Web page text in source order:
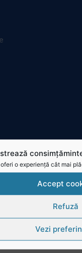
o experiență cât mai
Accept
Refuză
Vezi